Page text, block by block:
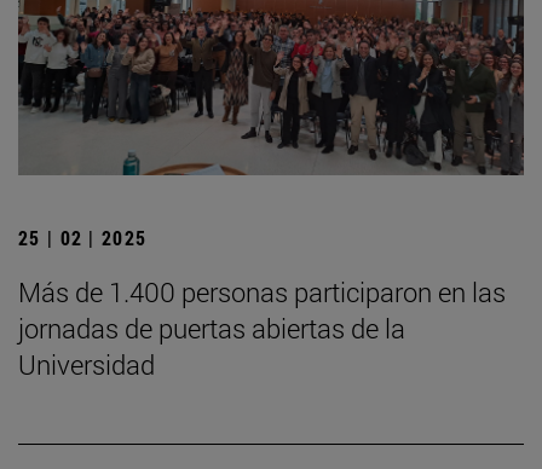
25 | 02 | 2025
Más de 1.400 personas participaron en las
jornadas de puertas abiertas de la
Universidad